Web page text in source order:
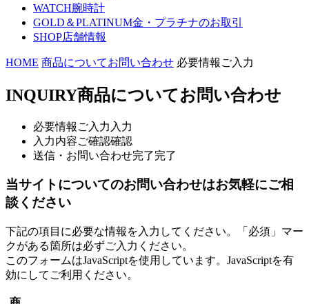
WATCH腕時計
GOLD＆PLATINUM金・プラチナのお取引
SHOP店舗情報
HOME 商品についてお問い合わせ 必要情報ご入力
INQUIRY商品についてお問い合わせ
必要情報ご入力 入力
入力内容ご確認確認
送信・お問い合わせ完了完了
当サイトについてのお問い合わせはお気軽にご相
談ください
下記の項目に必要な情報を入力してください。「必須」マー
クがある箇所は必ずご入力ください。
このフォームはJavaScriptを使用しています。JavaScriptを有
効にしてご利用ください。